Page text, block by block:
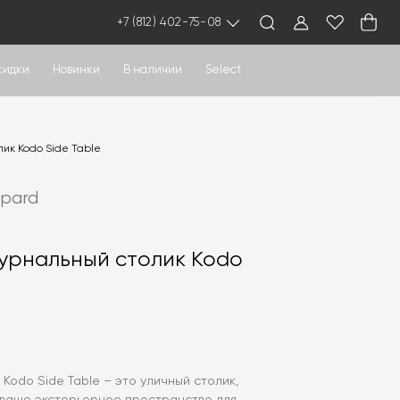
+7 (812) 402-75-08
Новинки В наличии Select
Kodo Side Table
столик Kodo
Side Table – это уличный столик,